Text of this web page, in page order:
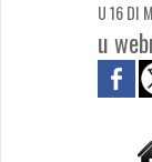
U 16 DI
u